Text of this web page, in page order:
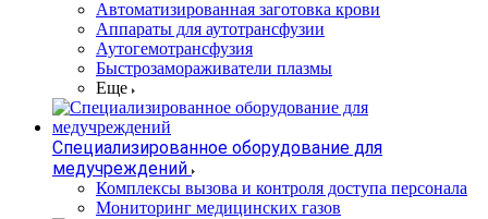
Автоматизированная заготовка крови
Аппараты для аутотрансфузии
Аутогемотрансфузия
Быстрозамораживатели плазмы
Еще
Специализированное оборудование для
медучреждений
Комплексы вызова и контроля доступа персонала
Мониторинг медицинских газов